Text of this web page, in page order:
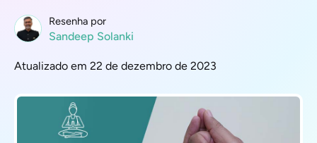
Resenha por
Sandeep Solanki
Atualizado em 22 de dezembro de 2023